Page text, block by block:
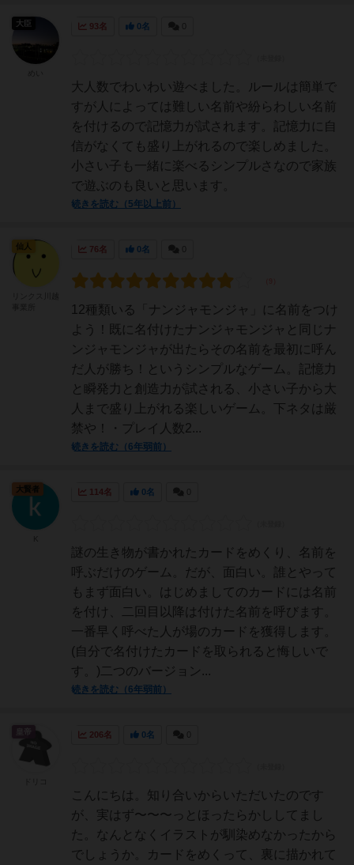
93名 0名
大人数でわいわい遊べました。ルールは簡単で
すが人によっては難しい名前や紛らわしい名前
を付けるので記憶力が試されます。記憶力に自
信がなくても盛り上がれるので楽しめました。
小さい子も一緒に楽べるシンプルさなので家族
で遊ぶのも良いと思います。
続きを読む（5年以上前）
大臣
76名 0名
12種類いる「ナンジャモンジャ」に名前をつけ
よう！既に名付けたナンジャモンジャと同じナ
ンジャモンジャが出たらその名前を最初に呼ん
だ人が勝ち！というシンプルなゲーム。記憶力
と瞬発力と創造力が試される、小さい子から大
人まで盛り上がれる楽しいゲーム。下ネタは厳
禁や！・プレイ人数2...
続きを読む（6年弱前）
仙人
114名 0名
謎の生き物が書かれたカードをめくり、名前を
呼ぶだけのゲーム。だが、面白い。誰とやって
もまず面白い。はじめましてのカードには名前
を付け、二回目以降は付けた名前を呼びます。
一番早く呼べた人が場のカードを獲得します。
(自分で名付けたカードを取られると悔しいで
す。)二つのバージョン...
続きを読む（6年弱前）
大賢者
206名 0名
こんにちは。知り合いからいただいたのです
が、実はず〜〜〜っとほったらかししてまし
た。なんとなくイラストが馴染めなかったから
でしょうか。カードをめくって、裏に描かれて